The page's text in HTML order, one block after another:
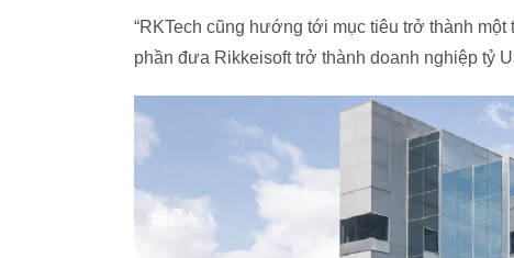
“RKTech cũng hướng tới mục tiêu trở thành
phần đưa Rikkeisoft trở thành doanh nghiệp tỷ